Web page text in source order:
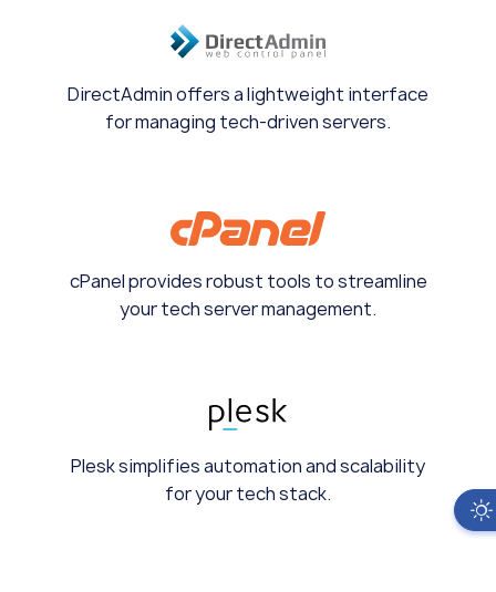
DirectAdmin offers a lightweight interface
for managing tech-driven servers.
cPanel provides robust tools to streamline
your tech server management.
Plesk simplifies automation and scalability
for your tech stack.